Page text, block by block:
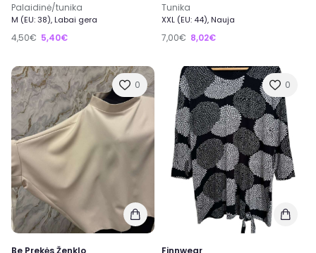
Palaidinė/tunika
M (EU: 38), Labai gera
4,50€ 5,40€
Tunika
XXL (EU: 44), Nauja
7,00€ 8,02€
0 0